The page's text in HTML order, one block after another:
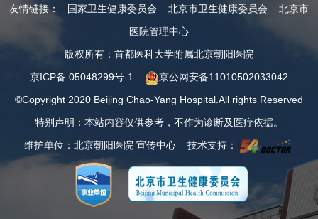
友情链接： 国家卫生健康委员会 北京市卫生健康委员会
北京市
医院管理中心
版权所有：首都医科大学附属北京朝阳医院
京ICP备 05048299号-1
京公网安备11010502033042
©Copyright 2020 Beijing Chao-Yang Hospital.All rights Reserved
特别声明：本站内容仅供参考，不作为诊断及医疗依据。
维护单位：北京朝阳医院 宣传中心 技术支持：